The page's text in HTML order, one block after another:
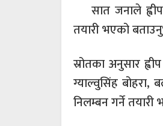
सात जनाले
तयारी भएको
स्रोतका अनुसार
ग्याल्वुसिंह बोहरा,
निलम्बन गर्ने